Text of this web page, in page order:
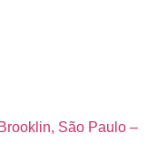
São Paulo –